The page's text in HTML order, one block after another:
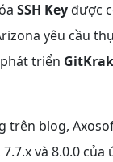
SSH Keyđược
yêu cầu
triển
trên blog,
và 8.0.0